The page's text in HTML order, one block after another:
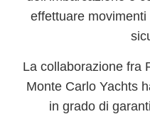
effettuare
La collaborazione fra
Monte Carlo Yachts
in grado di